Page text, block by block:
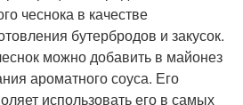
чеснока в качестве
бутербродов и закусок.
можно добавить в майонез
ароматного соуса. Его
использовать его в самых